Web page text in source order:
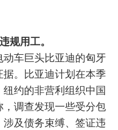
规用工。
车巨头比亚迪的匈牙
。比亚迪计划在本季
约的非营利组织中国
调查发现一些受分包
及债务束缚、签证违